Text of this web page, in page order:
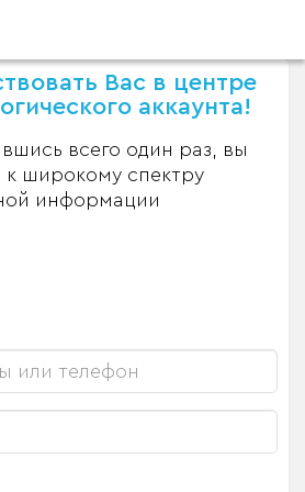
Вас в центре
аккаунта!
всего один раз, вы
к широкому спектру
информации